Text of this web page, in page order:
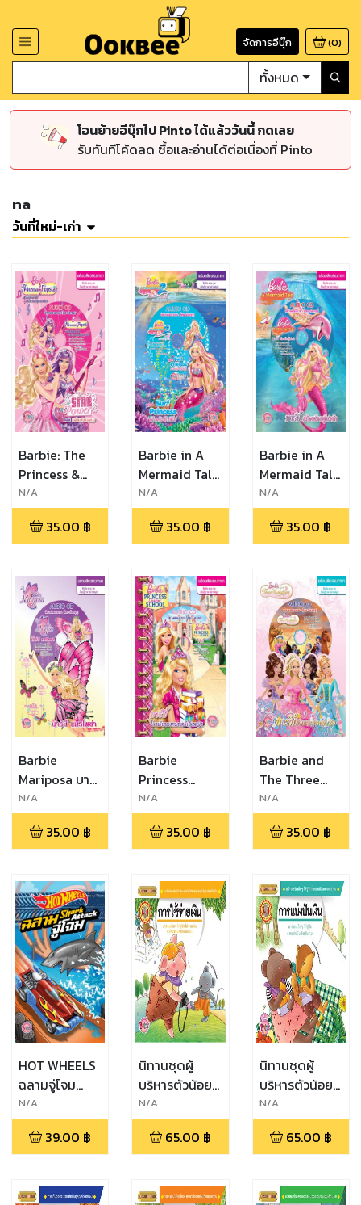
จัดการอีบุ๊ก (0)
ทั้งหมด
โอนย้ายอีบุ๊กไป Pinto ได้แล้ววันนี้ กดเลย
รับทันทีโค้ดลด ซื้อและอ่านได้ต่อเนื่องที่ Pinto
na
วันที่ใหม่-เก่า
Barbie: The
Princess &
The Popstar
STAR POWER
พลังแห่ง
พร้อมไฟล์เสียง
N/A
35.00 ฿
Barbie in A
Mermaid Tale
2: Surf
Princess บาร์บี้
เงือกน้อยผู้น่า
หญิงนักเซิร์ฟ
+พร้อมไฟล์
เสียง
N/A
35.00 ฿
Barbie in A
Mermaid Tale
บาร์บี้ เงือกน้อย
ผู้น่ารัก + พร้อม
ไฟล์เสียง
N/A
35.00 ฿
Barbie
Mariposa บาร์
บี้ แมรีโพซ่า +
พร้อมไฟล์เสียง
N/A
35.00 ฿
Barbie
Princess
Charm School
บาร์บี้ โรงเรียน
เวทมนตร์เจ้า
ไฟล์เสียง
N/A
35.00 ฿
Barbie and
The Three
Musketeers
บาร์บี้กับ
สามทหารเสือ +
N/A
35.00 ฿
HOT WHEELS
ฉลามจู่โจม
Shark Attack
N/A
39.00 ฿
นิทานชุดผู้
บริหารตัวน้อย
เรื่อง การใช้จ่าย
เงิน
N/A
65.00 ฿
นิทานชุดผู้
บริหารตัวน้อย
เรื่อง การแบ่ง
ปันเงิน
N/A
65.00 ฿